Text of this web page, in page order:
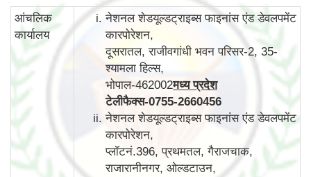
आंचलिक
कार्यालय
नेशनल शेडयूल्डट्राइब्स फाइनांस एंड डेवलपमेंट
कारपोरेशन,
दूसरातल, राजीवगांधी भवन परिसर-2, 35-
श्यामला हिल्स,
भोपाल-462002मध्य प्रदेश
टेलीफैक्स-0755-2660456
नेशनल शेडयूल्डट्राइब्स फाइनांस एंड डेवलपमेंट
कारपोरेशन,
प्लॉटनं.396, प्रथमतल, गैराजचाक,
राजारानीनगर, ओल्डटाउन,